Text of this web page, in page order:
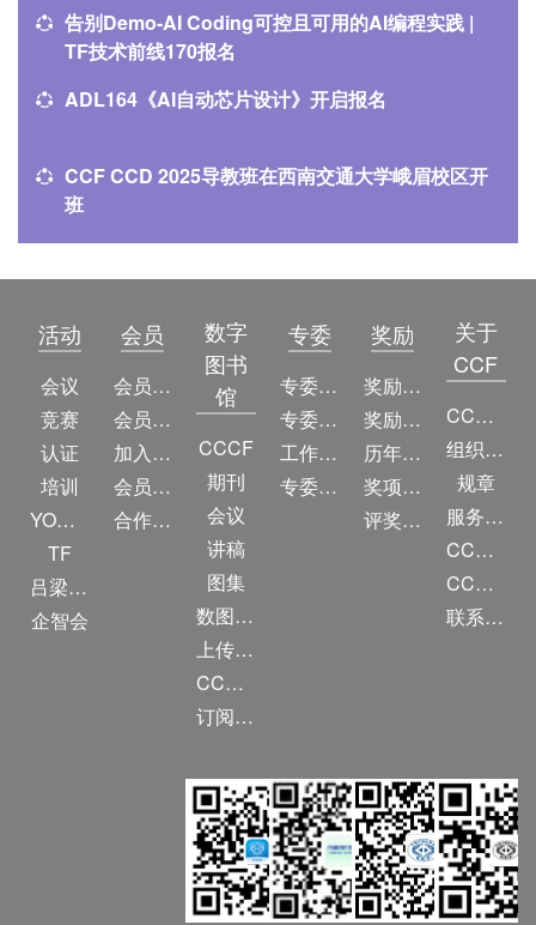
告别Demo-AI Coding可控且可用的AI编程实践 |
TF技术前线170报名
ADL164《AI自动芯片设计》开启报名
CCF CCD 2025导教班在西南交通大学峨眉校区开
班
活动
会议
竞赛
认证
培训
YOCSEF
TF
吕梁振兴
企智会
会员
会员简介
会员权益
加入CCF
会员交费
合作伙伴
数字
图书
馆
CCCF
期刊
会议
讲稿
图集
数图编审委员会
上传/发布作品
CCF DL Focus
订阅《计算》
专委
专委简介
专委条例
工作问答
专委名单
奖励
奖励动态
奖励目录
历年获奖名单
奖项推荐
评奖条例
关于
CCF
CCF简介
组织机构
规章
服务项目
CCF大事记
CCF创建60周年
联系我们